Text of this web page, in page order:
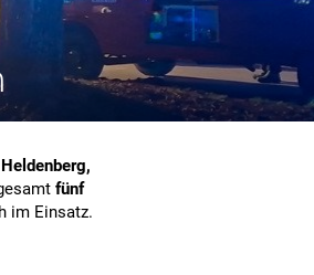
fünf
im Einsatz.